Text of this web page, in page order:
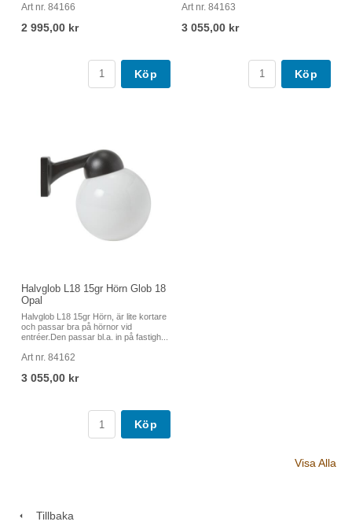
Art nr. 84166
2 995,00 kr
Köp
Art nr. 84163
3 055,00 kr
Köp
Halvglob L18 15gr Hörn Glob 18
Opal
Halvglob L18 15gr Hörn, är lite kortare
och passar bra på hörnor vid
entréer.Den passar bl.a. in på fastigh...
Art nr. 84162
3 055,00 kr
Köp
Visa Alla
Tillbaka